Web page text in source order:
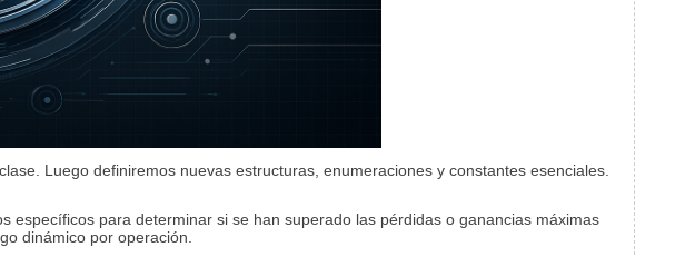
Luego definiremos nuevas estructuras, enumeraciones y constantes esenciales.
específicos para determinar si se han superado las pérdidas o ganancias máximas
dinámico por operación.